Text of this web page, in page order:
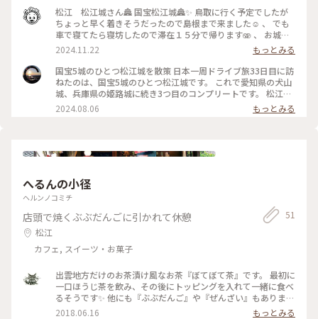
ばけロケ地#開運旅 #ことりっぷと一緒
松江 松江城さん🏯 国宝松江城🏯✨ 鳥取に行く予定でしたが
ちょっと早く着きそうだったので島根まで来ました☺️ 、 でも
車で寝てたら寝坊したので滞在１５分で帰ります🫨 、 お城は
あんまり知らないけど日本国宝５城のうち４城目になりました
👏 、 なんか緑の建物があってみんな写真撮ってたからわたし
も撮っときました☺️ #あきらの中国
2024.11.22
もっとみる
国宝5城のひとつ松江城を散策 日本一周ドライブ旅33日目に訪
ねたのは、国宝5城のひとつ松江城です。 これで愛知県の犬山
城、兵庫県の姫路城に続き3つ目のコンプリートです。 松江城
天守は面積が現存天守中2位、高さは3位で、黒塗りの天守閣が
その威厳を誇っていました。城内の散策では、いつも石垣に注
城 #国宝5城 #松江市 #鳥取県 #日本一周 #日本一周ド
2024.08.06 もっとみる
へるんの小径
ヘルンノコミチ
店頭で焼くぶぶだんごに引かれて休憩
松江
カフェ, スイーツ・お菓子
51
出雲地方だけのお茶漬け風なお茶『ぼてぼて茶』です。 最初に
一口ほうじ茶を飲み、その後にトッピングを入れて一緒に食べ
るそうです✨ 他にも『ぶぶだんご』や『ぜんざい』もありま
す。 #お茶 #お茶漬け
2018.06.16 もっとみる